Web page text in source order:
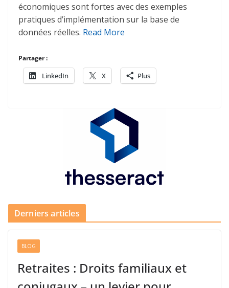
économiques sont fortes avec des exemples
pratiques d’implémentation sur la base de
données réelles. Read More
Partager :
LinkedIn X Plus
Derniers articles
BLOG
Retraites : Droits familiaux et